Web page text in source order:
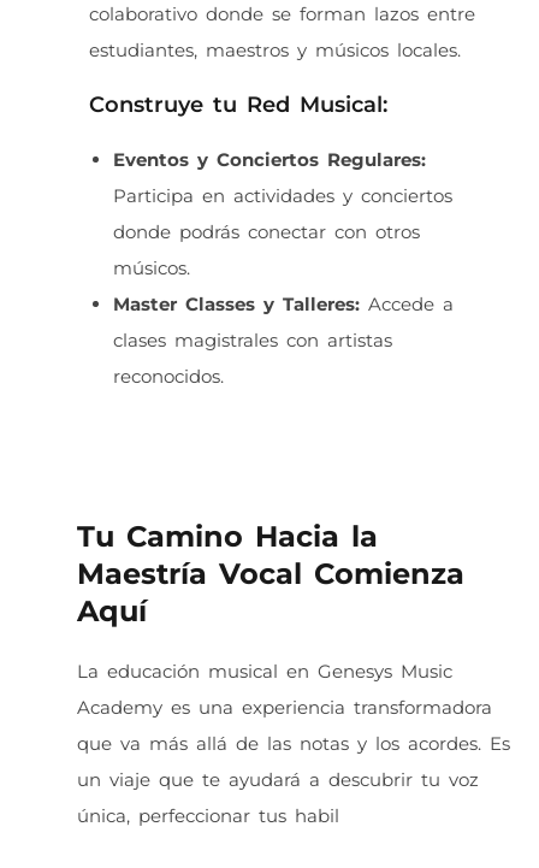
colaborativo donde se forman lazos entre
estudiantes, maestros y músicos locales.
Construye tu Red Musical:
Eventos y Conciertos Regulares:
Participa en actividades y conciertos
donde podrás conectar con otros
músicos.
Master Classes y Talleres:Accede a
clases magistrales con artistas
reconocidos.
Tu Camino Hacia la
Maestría Vocal Comienza
Aquí
La educación musical en Genesys Music
Academy es una experiencia transformadora
que va más allá de las notas y los acordes. Es
un viaje que te ayudará a descubrir tu voz
única, perfeccionar tus habil